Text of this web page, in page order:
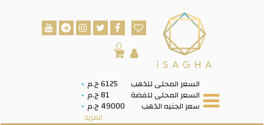
السعر المحلى للذهب 6125 ج.م
السعر المحلى للفضة 81 ج.م
سعر الجنيه الذهب 49000 ج.م
المزيد
0